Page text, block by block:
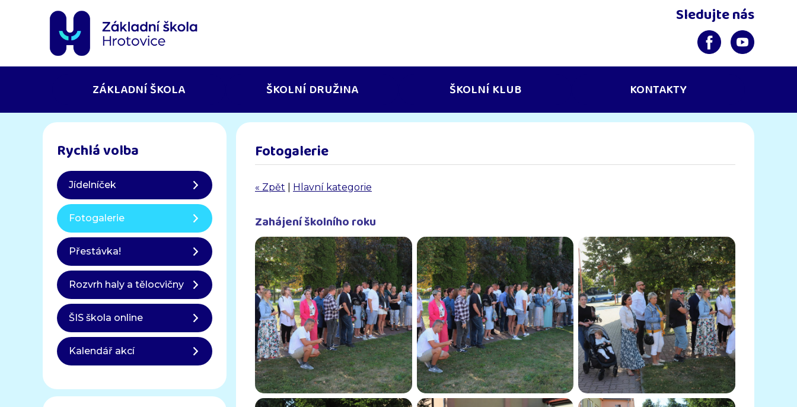
Sledujte nás
ZÁKLADNÍ ŠKOLA ŠKOLNÍ DRUŽINA ŠKOLNÍ KLUB KONTAKTY
Fotogalerie
« Zpět Hlavní kategorie
Zahájení školního roku
Rychlá volba
Jídelníček
Fotogalerie
Přestávka!
Rozvrh haly a tělocvičny
ŠIS škola online
Kalendář akcí